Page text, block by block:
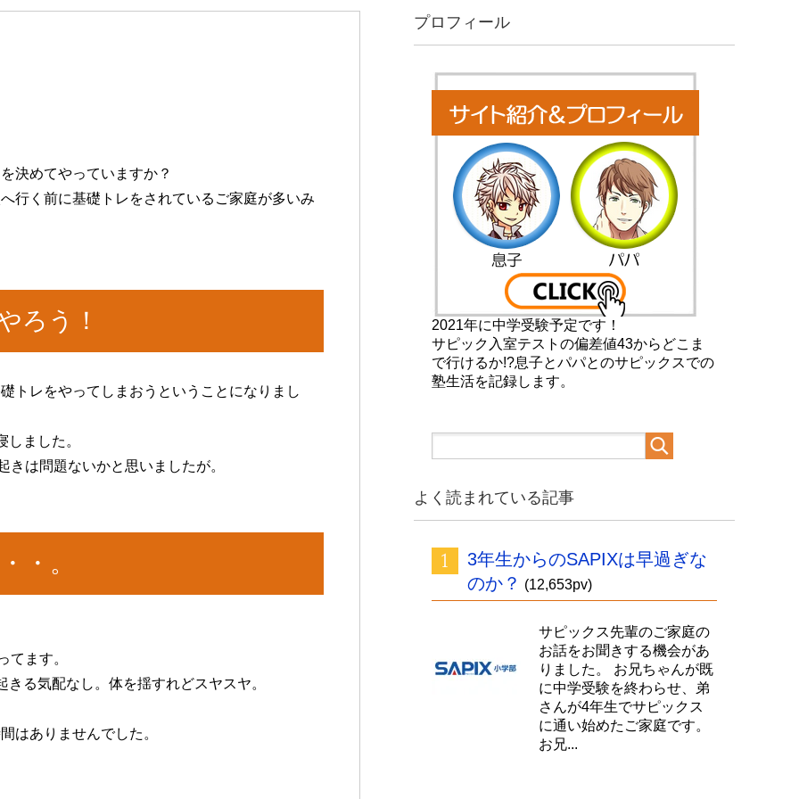
決めてやっていますか？
行く前に基礎トレをされているご家庭が多いみ
ろう！
トレをやってしまおうということになりまし
ました。
は問題ないかと思いましたが。
・。
てます。
る気配なし。体を揺すれどスヤスヤ。
はありませんでした。
プロフィール
2021年に中学受験予定です！
サピック入室テストの偏差値43からどこま
で行けるか!?息子とパパとのサピックスでの
塾生活を記録します。
よく読まれている記事
3年生からのSAPIXは早過ぎな
のか？ (12,653pv)
サピックス先輩のご家庭の
お話をお聞きする機会があ
りました。 お兄ちゃんが既
に中学受験を終わらせ、弟
さんが4年生でサピックス
に通い始めたご家庭です。
お兄...